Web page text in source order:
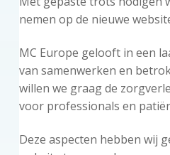
nemen op de nieuwe
MC Europe gelooft in een
van samenwerken en
willen we graag de
voor professionals en
Deze aspecten hebben wij